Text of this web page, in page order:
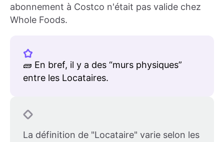
abonnement à Costco n'était pas valide chez
Whole Foods.
🧱 En bref, il y a des “murs physiques”
entre les Locataires.
La définition de "Locataire" varie selon les